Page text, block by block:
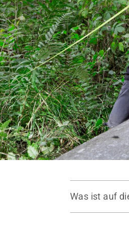
Was ist auf
Schneiden